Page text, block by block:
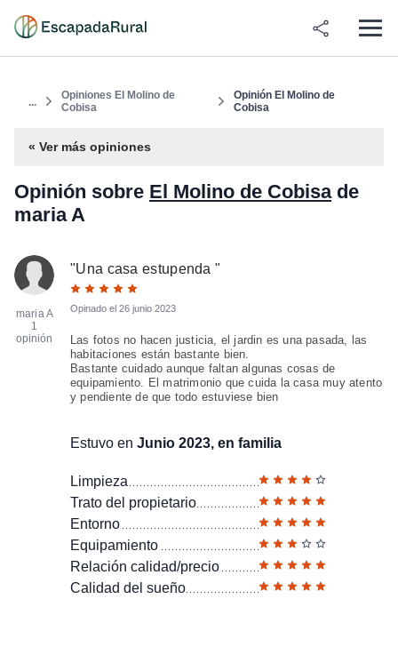
...
Opiniones El Molino de
Cobisa
Opinión El Molino de
Cobisa
« Ver más opiniones
Opinión sobre El Molino de Cobisade
maria A
maria A
1
opinión
"Una casa estupenda"
Opinado el 26 junio 2023
Las fotos no hacen justicia, el jardin es una pasada, las
habitaciones están bastante bien.
Bastante cuidado aunque faltan algunas cosas de
equipamiento. El matrimonio que cuida la casa muy atento
y pendiente de que todo estuviese bien
Estuvo en Junio 2023, en familia
Limpieza
Trato del propietario
Entorno
Equipamiento
Relación calidad/precio
Calidad del sueño